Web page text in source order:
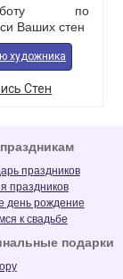
по
Ваших стен
художника
Стен
праздников
праздников
день рождение
к свадьбе
подарки